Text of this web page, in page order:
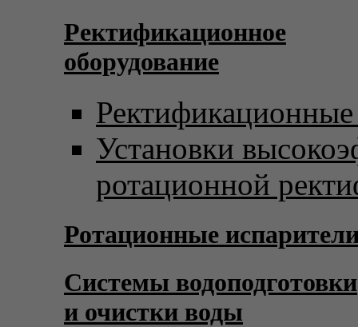
Ректификационное
оборудование
Установки
ротационной
Ротационные
Системы водоподготовки
и очистки воды